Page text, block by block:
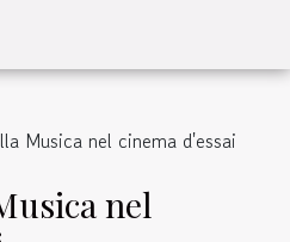
Musica nel cinema d'essai
nel